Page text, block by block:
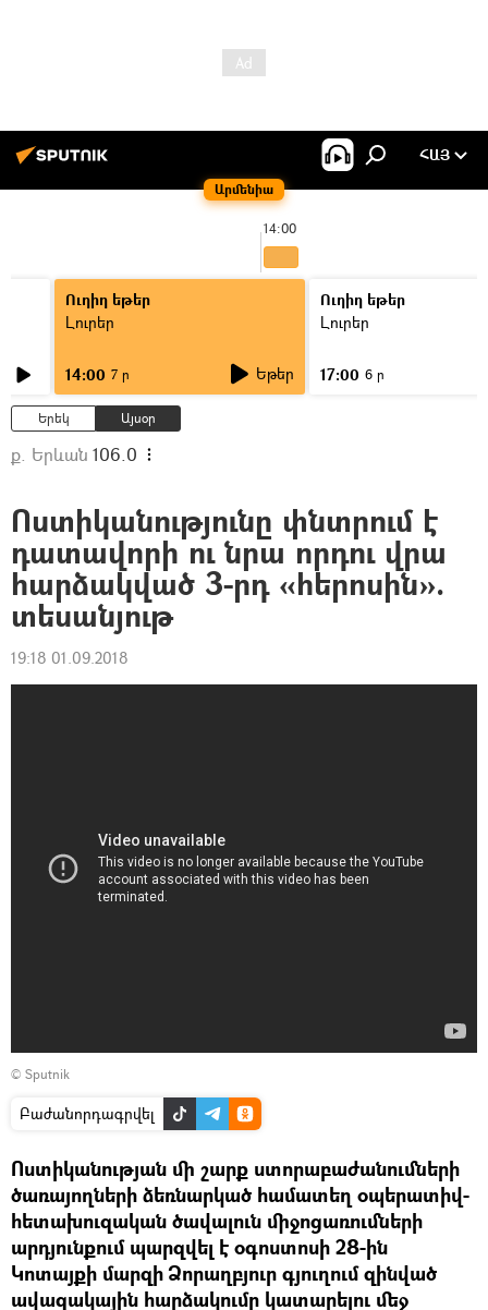
Արմենիա
ՀԱՅ
14:00
Ուղիղ եթեր
Լուրեր
14:00 7 ր Եթեր
Ուղիղ եթեր
Լուրեր
17:00 6 ր
Երեկ Այսօր
ք. Երևան 106.0
Ոստիկանությունը փնտրում է
դատավորի ու նրա որդու վրա
հարձակված 3-րդ «հերոսին».
տեսանյութ
19:18 01.09.2018
© Sputnik
Բաժանորդագրվել
Ոստիկանության մի շարք ստորաբաժանումների
ծառայողների ձեռնարկած համատեղ օպերատիվ-
հետախուզական ծավալուն միջոցառումների
արդյունքում պարզվել է օգոստոսի 28-ին
Կոտայքի մարզի Ձորաղբյուր գյուղում զինված
ավազակային հարձակումը կատարելու մեջ